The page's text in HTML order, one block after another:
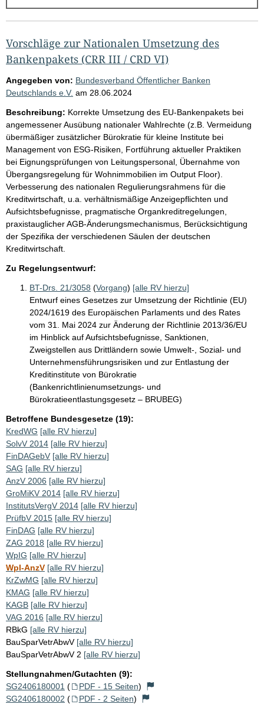
g
e
b
n
i
s
s
e
p
r
o
S
e
i
t
e
Vorschläge zur Nationalen Umsetzung des
Bankenpakets (CRR III / CRD VI)
Angegeben von: Bundesverband Öffentlicher Banken
Deutschlands e.V. am 28.06.2024
Beschreibung: Korrekte Umsetzung des EU-Bankenpakets bei
angemessener Ausübung nationaler Wahlrechte (z.B. Vermeidung
übermäßiger zusätzlicher Bürokratie für kleine Institute bei
Management von ESG-Risiken, Fortführung aktueller Praktiken
bei Eignungsprüfungen von Leitungspersonal, Übernahme von
Übergangsregelung für Wohnimmobilien im Output Floor).
Verbesserung des nationalen Regulierungsrahmens für die
Kreditwirtschaft, u.a. verhältnismäßige Anzeigepflichten und
Aufsichtsbefugnisse, pragmatische Organkreditregelungen,
praxistauglicher AGB-Änderungsmechanismus, Berücksichtigung
der Spezifika der verschiedenen Säulen der deutschen
Kreditwirtschaft.
Zu Regelungsentwurf:
BT-Drs. 21/3058 (Vorgang) [alle RV hierzu]
Entwurf eines Gesetzes zur Umsetzung der Richtlinie (EU)
2024/1619 des Europäischen Parlaments und des Rates
vom 31. Mai 2024 zur Änderung der Richtlinie 2013/36/EU
im Hinblick auf Aufsichtsbefugnisse, Sanktionen,
Zweigstellen aus Drittländern sowie Umwelt-, Sozial- und
Unternehmensführungsrisiken und zur Entlastung der
Kreditinstitute von Bürokratie
(Bankenrichtlinienumsetzungs- und
Bürokratieentlastungsgesetz – BRUBEG)
Betroffene Bundesgesetze (19):
KredWG [alle RV hierzu]
SolvV 2014 [alle RV hierzu]
FinDAGebV [alle RV hierzu]
SAG [alle RV hierzu]
AnzV 2006 [alle RV hierzu]
GroMiKV 2014 [alle RV hierzu]
InstitutsVergV 2014 [alle RV hierzu]
PrüfbV 2015 [alle RV hierzu]
FinDAG [alle RV hierzu]
ZAG 2018 [alle RV hierzu]
WpIG [alle RV hierzu]
WpI-AnzV [alle RV hierzu]
KrZwMG [alle RV hierzu]
KMAG [alle RV hierzu]
KAGB [alle RV hierzu]
VAG 2016 [alle RV hierzu]
RBkG [alle RV hierzu]
BauSparVetrAbwV [alle RV hierzu]
BauSparVetrAbwV 2 [alle RV hierzu]
Stellungnahmen/Gutachten (9):
SG2406180001 ( PDF - 15 Seiten)
SG2406180002 ( PDF - 2 Seiten)